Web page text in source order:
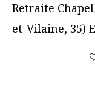
Retraite
et-Vilaine, 35)